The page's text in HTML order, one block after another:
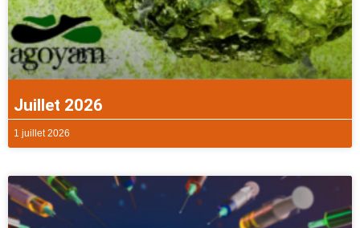
Juillet 2026
1 juillet 2026